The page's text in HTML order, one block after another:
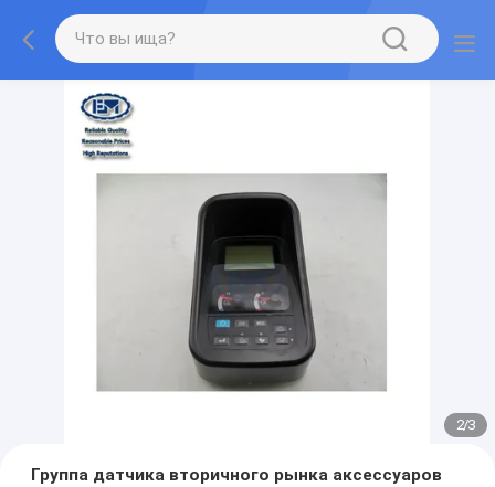
2/3
Группа датчика вторичного рынка аксессуаров